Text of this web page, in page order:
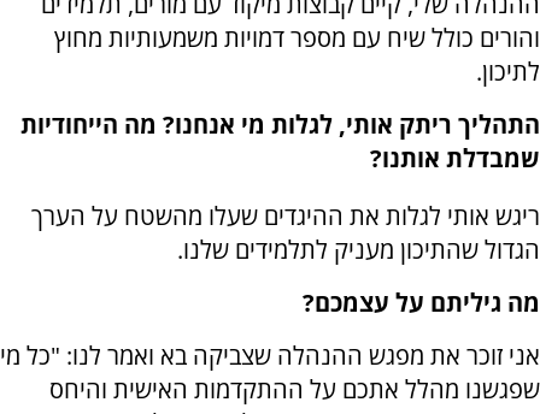
והורים כולל שיח עם מספר דמויות משמעותיות מחוץ
לתיכון.
התהליך ריתק אותי, לגלות מי אנחנו? מה הייחודיות
שמבדלת אותנו?
ריגש אותי לגלות את ההיגדים שעלו מהשטח על הערך
הגדול שהתיכון מעניק לתלמידים שלנו.
מה גיליתם על עצמכם?
אני זוכר את מפגש ההנהלה שצביקה בא ואמר לנו: "כל מי
שפגשנו מהלל אתכם על ההתקדמות האישית והיחס